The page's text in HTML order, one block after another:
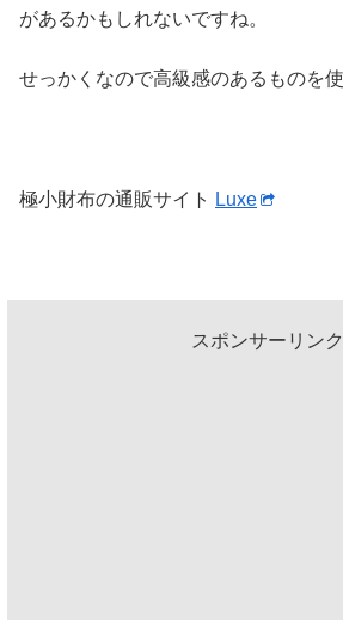
があるかもしれないですね。
せっかくなので高級感のあるものを
極小財布の通販サイト Luxe
スポンサーリンク